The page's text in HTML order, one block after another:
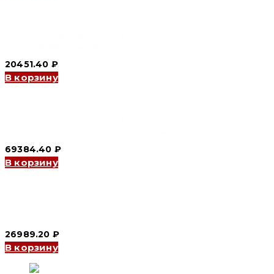
20451.40 ₽
В корзину
69384.40 ₽
В корзину
26989.20 ₽
В корзину